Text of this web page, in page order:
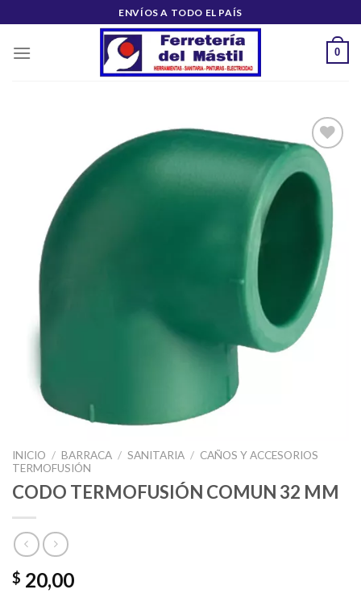
al
contenido
ENVÍOS A TODO EL PAÍS
0
Añadir
deseos
INICIO / BARRACA / SANITARIA / CAÑOS Y ACCESORIOS
TERMOFUSIÓN
CODO TERMOFUSIÓN COMUN 32 MM
$ 20,00